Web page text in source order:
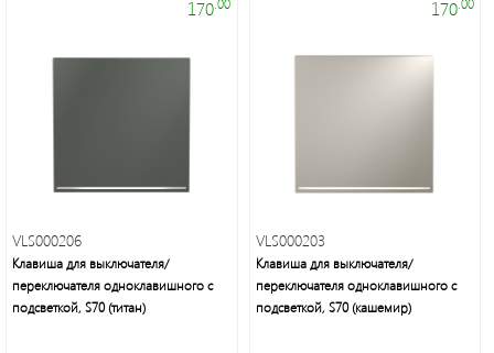
170
VLS000206
Клавиша для выключателя/
переключателя одноклавишного с
подсветкой, S70 (титан)
170
VLS000203
Клавиша для выключателя/
переключателя одноклавишного с
подсветкой, S70 (кашемир)